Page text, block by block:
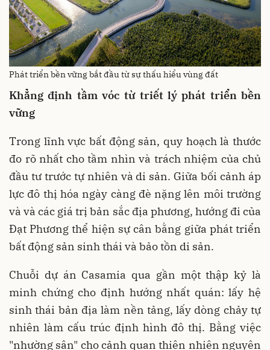
Phát triển bền vững bắt đầu từ sự thấu hiểu vùng đất
Khẳng định tầm vóc từ triết lý phát triển bền
vững
Trong lĩnh vực bất động sản, quy hoạch là thước
đo rõ nhất cho tầm nhìn và trách nhiệm của chủ
đầu tư trước tự nhiên và di sản. Giữa bối cảnh áp
lực đô thị hóa ngày càng đè nặng lên môi trường
và và các giá trị bản sắc địa phương, hướng đi của
Đạt Phương thể hiện sự cân bằng giữa phát triển
bất động sản sinh thái và bảo tồn di sản.
Chuỗi dự án Casamia qua gần một thập kỷ là
minh chứng cho định hướng nhất quán: lấy hệ
sinh thái bản địa làm nền tảng, lấy dòng chảy tự
nhiên làm cấu trúc định hình đô thị. Bằng việc
"nhường sân" cho cảnh quan thiên nhiên nguyên